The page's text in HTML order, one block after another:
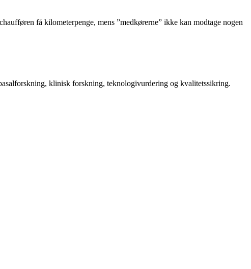
få kilometerpenge, mens ”medkørerne” ikke kan modtage nogen
klinisk forskning, teknologivurdering og kvalitetssikring.